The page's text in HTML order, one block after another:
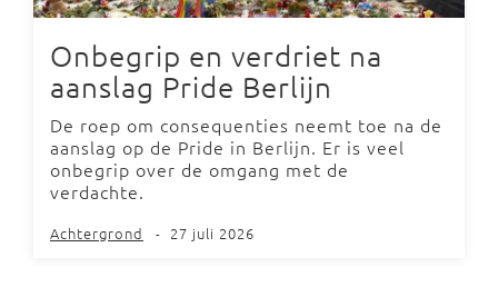
Onbegrip en verdriet na
aanslag Pride Berlijn
De roep om consequenties neemt toe na de
aanslag op de Pride in Berlijn. Er is veel
onbegrip over de omgang met de
verdachte.
Achtergrond - 27 juli 2026